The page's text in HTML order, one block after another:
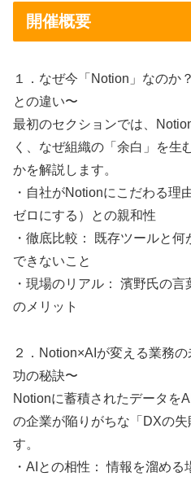
開催概要
１．なぜ今「Notion」なのか
との違い〜
最初のセクションでは、
く、なぜ組織の「余白」を生
かを解説します。
・自社がNotionにこだわる理
ゼロにする）との親和性
・徹底比較： 既存ツールと
できないこと
・現場のリアル： 濱野氏の
のメリット
２．Notion×AIが変える業務
功の秘訣〜
Notionに蓄積されたデータを
の企業が陥りがちな「DXの
す。
・AIとの相性： 情報を溜める